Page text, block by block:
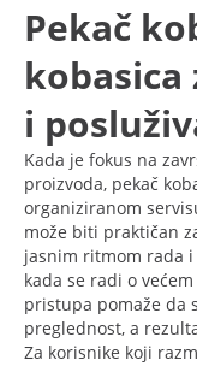
Pekač
i
Kada je fokus na
proizvoda, pekač
organiziranom
može biti praktičan
jasnim ritmom rada
kada se radi o
pristupa pomaže da
preglednost, a
Za korisnike koji